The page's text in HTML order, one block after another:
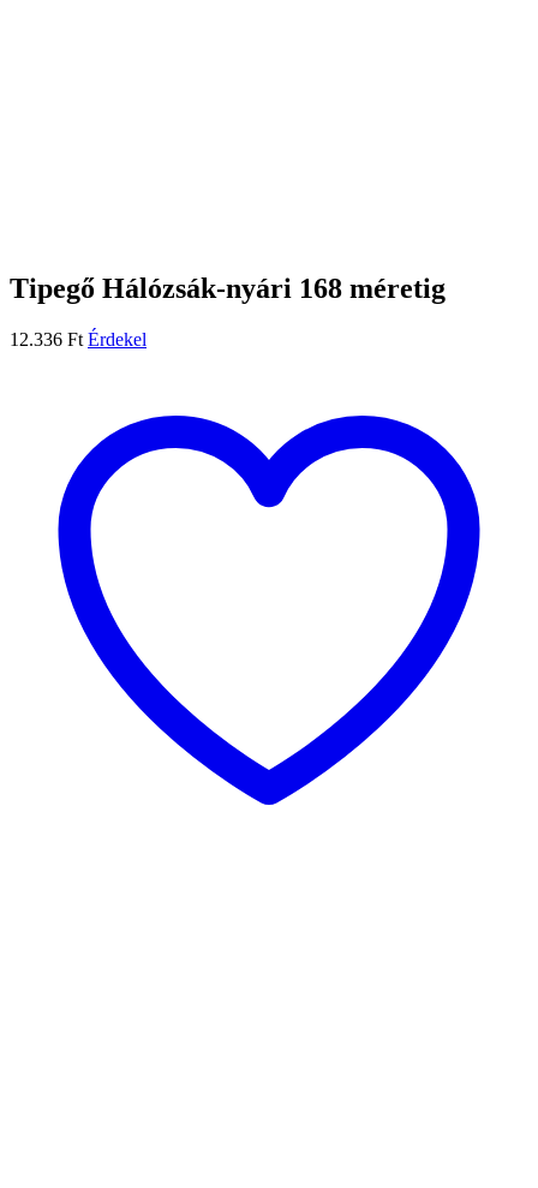
Tipegő Hálózsák-nyári 168 méretig
12.336 Ft Érdekel